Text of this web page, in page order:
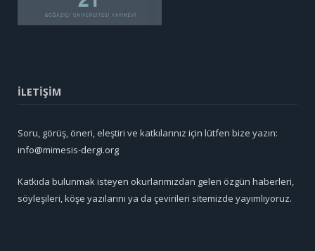
İLETİŞİM
Soru, görüş, öneri, eleştiri ve katkılarınız için lütfen bize yazın:
info@mimesis-dergi.org
Katkıda bulunmak isteyen okurlarımızdan gelen özgün haberleri,
söyleşileri, köşe yazılarını ya da çevirileri sitemizde yayımlıyoruz.